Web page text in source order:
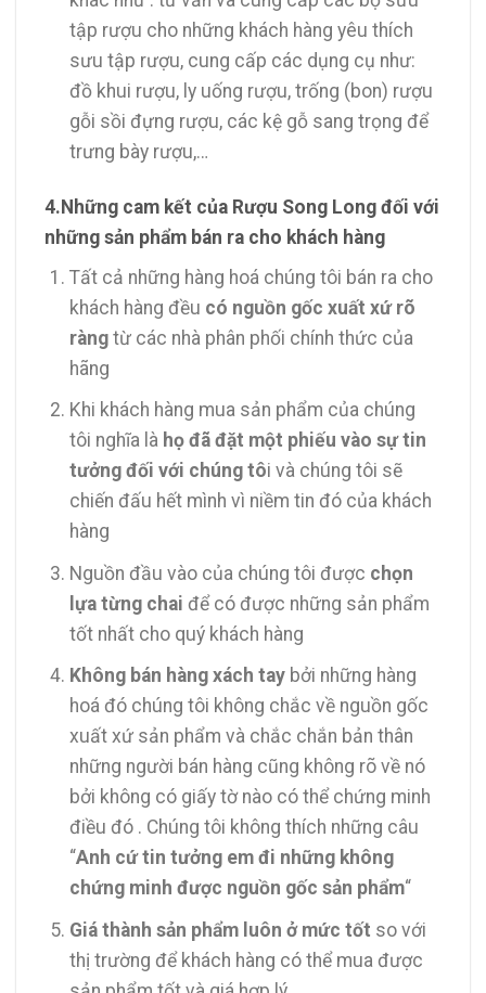
tập rượu cho những khách hàng yêu thích
sưu tập rượu, cung cấp các dụng cụ như:
đồ khui rượu, ly uống rượu, trống (bon) rượu
gỗi sồi đựng rượu, các kệ gỗ sang trọng để
trưng bày rượu,…
4.Những cam kết của Rượu Song Long đối với
những sản phẩm bán ra cho khách hàng
Tất cả những hàng hoá chúng tôi bán ra cho
khách hàng đều có nguồn gốc xuất xứ rõ
ràng từ các nhà phân phối chính thức của
hãng
Khi khách hàng mua sản phẩm của chúng
tôi nghĩa là họ đã đặt một phiếu vào sự tin
tưởng đối với chúng tôi và chúng tôi sẽ
chiến đấu hết mình vì niềm tin đó của khách
hàng
Nguồn đầu vào của chúng tôi được chọn
lựa từng chai để có được những sản phẩm
tốt nhất cho quý khách hàng
Không bán hàng xách tay bởi những hàng
hoá đó chúng tôi không chắc về nguồn gốc
xuất xứ sản phẩm và chắc chắn bản thân
những người bán hàng cũng không rõ về nó
bởi không có giấy tờ nào có thể chứng minh
điều đó . Chúng tôi không thích những câu
“Anh cứ tin tưởng em đi những không
chứng minh được nguồn gốc sản phẩm“
Giá thành sản phẩm luôn ở mức tốt so với
thị trường để khách hàng có thể mua được